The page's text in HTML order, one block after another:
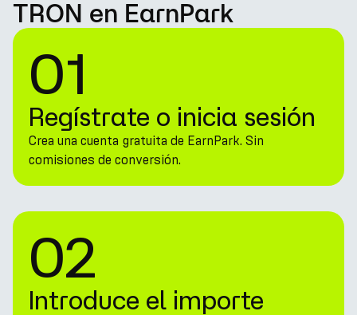
TRON en EarnPark
01
Regístrate o inicia sesión
Crea una cuenta gratuita de EarnPark. Sin
comisiones de conversión.
02
Introduce el importe